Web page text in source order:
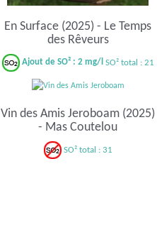
En Surface (2025) - Le Temps
des Rêveurs
Ajout de SO² : 2 mg/l SO² total : 21
Vin des Amis Jeroboam (2025)
- Mas Coutelou
SO² total : 31